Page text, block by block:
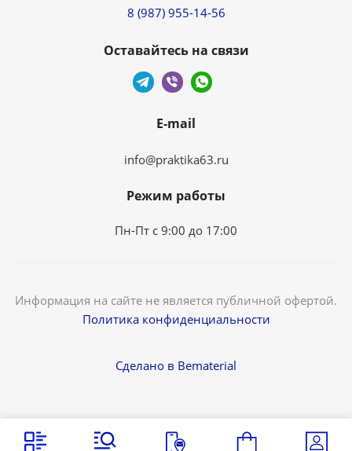
8 (987) 955-14-56
Оставайтесь на связи
E-mail
info@praktika63.ru
Режим работы
Пн-Пт с 9:00 до 17:00
Информация на сайте не является публичной офертой.
Политика конфиденциальности
Сделано в Bematerial